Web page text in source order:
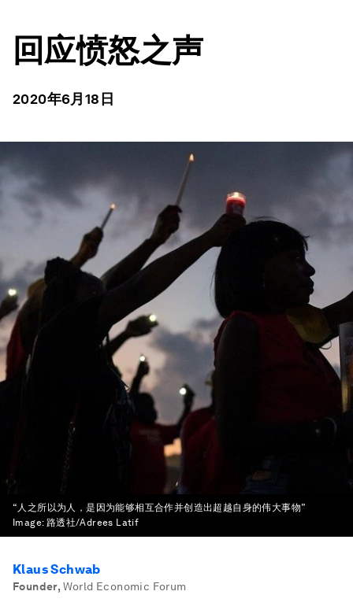
回应愤怒之声
2020年6月18日
“人之所以为人，是因为能够相互合作并创造出超越自身的伟大事物”
Image: 路透社/Adrees Latif
Klaus Schwab
Founder, World Economic Forum